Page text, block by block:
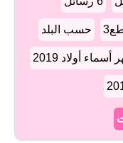
حسب البلد
أسماء أولاد 2019